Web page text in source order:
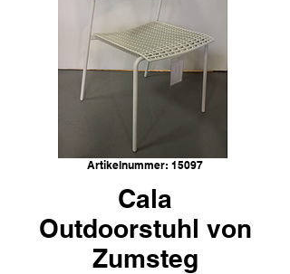
Artikelnummer: 15097
Cala
Outdoorstuhl von
Zumsteg